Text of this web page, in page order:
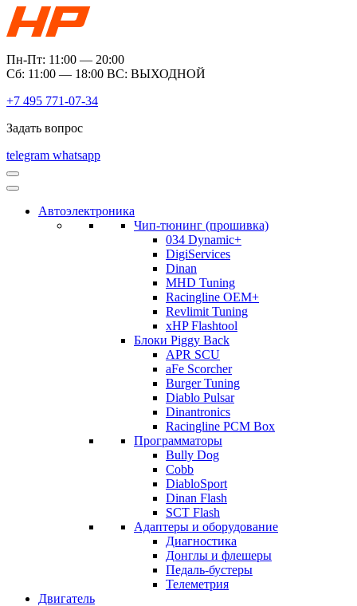
Пн-Пт: 11:00 — 20:00
Сб: 11:00 — 18:00 ВС: ВЫХОДНОЙ
+7 495 771-07-34
Задать вопрос
telegram whatsapp
Автоэлектроника
Чип-тюнинг (прошивка)
034 Dynamic+
DigiServices
Dinan
MHD Tuning
Racingline OEM+
Revlimit Tuning
xHP Flashtool
Блоки Piggy Back
APR SCU
aFe Scorcher
Burger Tuning
Diablo Pulsar
Dinantronics
Racingline PCM Box
Программаторы
Bully Dog
Cobb
DiabloSport
Dinan Flash
SCT Flash
Адаптеры и оборудование
Диагностика
Донглы и флешеры
Педаль-бустеры
Телеметрия
Двигатель